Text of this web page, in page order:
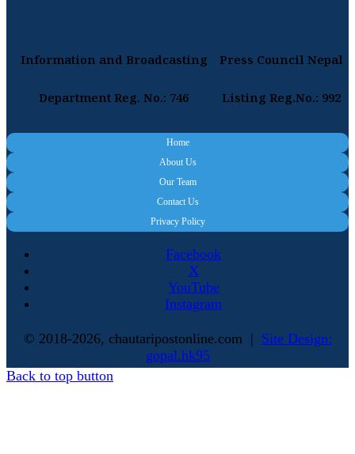
Information and Broadcasting
Department Reg. No.: 746
Press Council Nepal
Listing Reg.No.: 992
Home
About Us
Our Team
Contact Us
Privacy Policy
Facebook
X
YouTube
Instagram
© 2018-2026, chautaripostonline.com | Site Design:
gopal.hk95
Back to top button